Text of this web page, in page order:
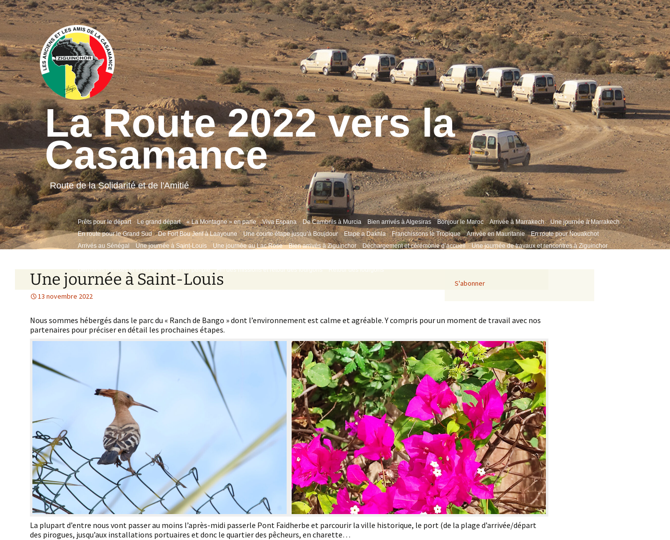
La Route 2022 vers la
Casamance
Route de la Solidarité et de l'Amitié
Prêts pour le départ Le grand départ « La Montagne » en parle Viva Espana De Cambrils à Murcia Bien arrivés à Algesiras Bonjour le Maroc Arrivée à Marrakech
Une journée à Marrakech
En route pour le Grand Sud
De Fort Bou Jerif à Laayoune Une courte étape jusqu’à Boujdour Etape a Dakhla Franchissons le Tropique Arrivée en Mauritanie
En route pour Nouakchot
Arrivés au Sénégal
Une journée à Saint-Louis Une journée au Lac Rose Bien arrivés à Ziguinchor Déchargement et cérémonie d’accueil
Une journée de travaux et rencontres à Ziguinchor
Dernières remises et fin du stage
Fin du périple Fin des missions et retour des fourgons Retour des fourgons
Une journée à Saint-Louis
13 novembre 2022
Nous sommes hébergés dans le parc du « Ranch de Bango » dont l’environnement est calme et agréable. Y compris pour un moment de travail avec nos
partenaires pour préciser en détail les prochaines étapes.
La plupart d’entre nous vont passer au moins l’après-midi passerle Pont Faidherbe et parcourir la ville historique, le port (de la plage d’arrivée/départ
des pirogues, jusqu’aux installations portuaires et donc le quartier des pêcheurs, en charette…
S'abonner